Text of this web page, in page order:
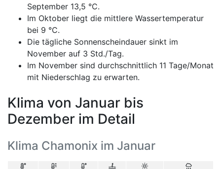
September 13,5 °C.
Im Oktober liegt die mittlere Wassertemperatur
bei 9 °C.
Die tägliche Sonnenscheindauer sinkt im
November auf 3 Std./Tag.
Im November sind durchschnittlich 11 Tage/Monat
mit Niederschlag zu erwarten.
Klima von Januar bis
Dezember im Detail
Klima Chamonix im Januar